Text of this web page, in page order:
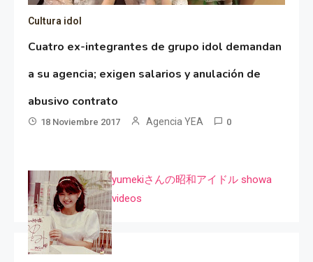
Cultura idol
Cuatro ex-integrantes de grupo idol demandan
a su agencia; exigen salarios y anulación de
abusivo contrato
18 Noviembre 2017 Agencia YEA 0
yumekiさんの昭和アイドル showa
videos